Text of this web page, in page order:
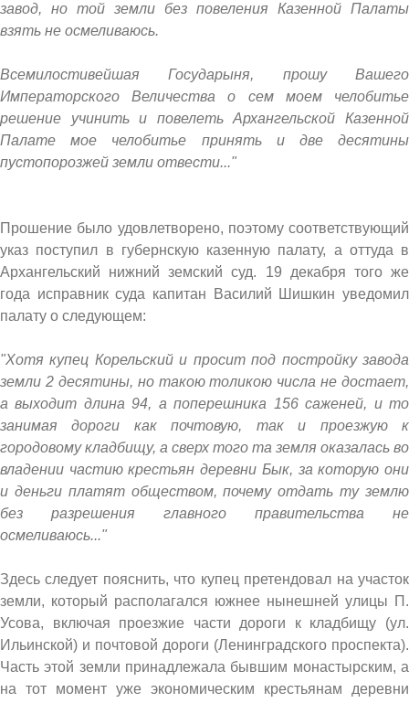
завод, но той земли без повеления Казенной Палаты
взять не осмеливаюсь.
Всемилостивейшая Государыня, прошу Вашего
Императорского Величества о сем моем челобитье
решение учинить и повелеть Архангельской Казенной
Палате мое челобитье принять и две десятины
пустопорозжей земли отвести..."
Прошение было удовлетворено, поэтому соответствующий
указ поступил в губернскую казенную палату, а оттуда в
Архангельский нижний земский суд. 19 декабря того же
года исправник суда капитан Василий Шишкин уведомил
палату о следующем:
"Хотя купец Корельский и просит под постройку завода
земли 2 десятины, но такою толикою числа не достает,
а выходит длина 94, а поперешника 156 саженей, и то
занимая дороги как почтовую, так и проезжую к
городовому кладбищу, а сверх того та земля оказалась во
владении частию крестьян деревни Бык, за которую они
и деньги платят обществом, почему отдать ту землю
без разрешения главного правительства не
осмеливаюсь..."
Здесь следует пояснить, что купец претендовал на участок
земли, который располагался южнее нынешней улицы П.
Усова, включая проезжие части дороги к кладбищу (ул.
Ильинской) и почтовой дороги (Ленинградского проспекта).
Часть этой земли принадлежала бывшим монастырским, а
на тот момент уже экономическим крестьянам деревни